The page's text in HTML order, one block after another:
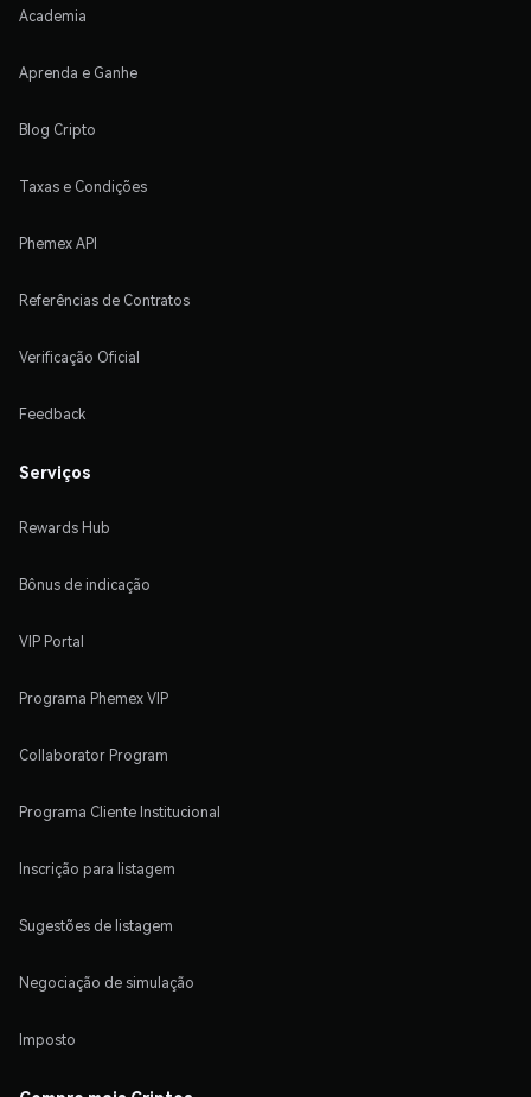
Academia
Aprenda e Ganhe
Blog Cripto
Taxas e Condições
Phemex API
Referências de Contratos
Verificação Oficial
Feedback
Serviços
Rewards Hub
Bônus de indicação
VIP Portal
Programa Phemex VIP
Collaborator Program
Programa Cliente Institucional
Inscrição para listagem
Sugestões de listagem
Negociação de simulação
Imposto